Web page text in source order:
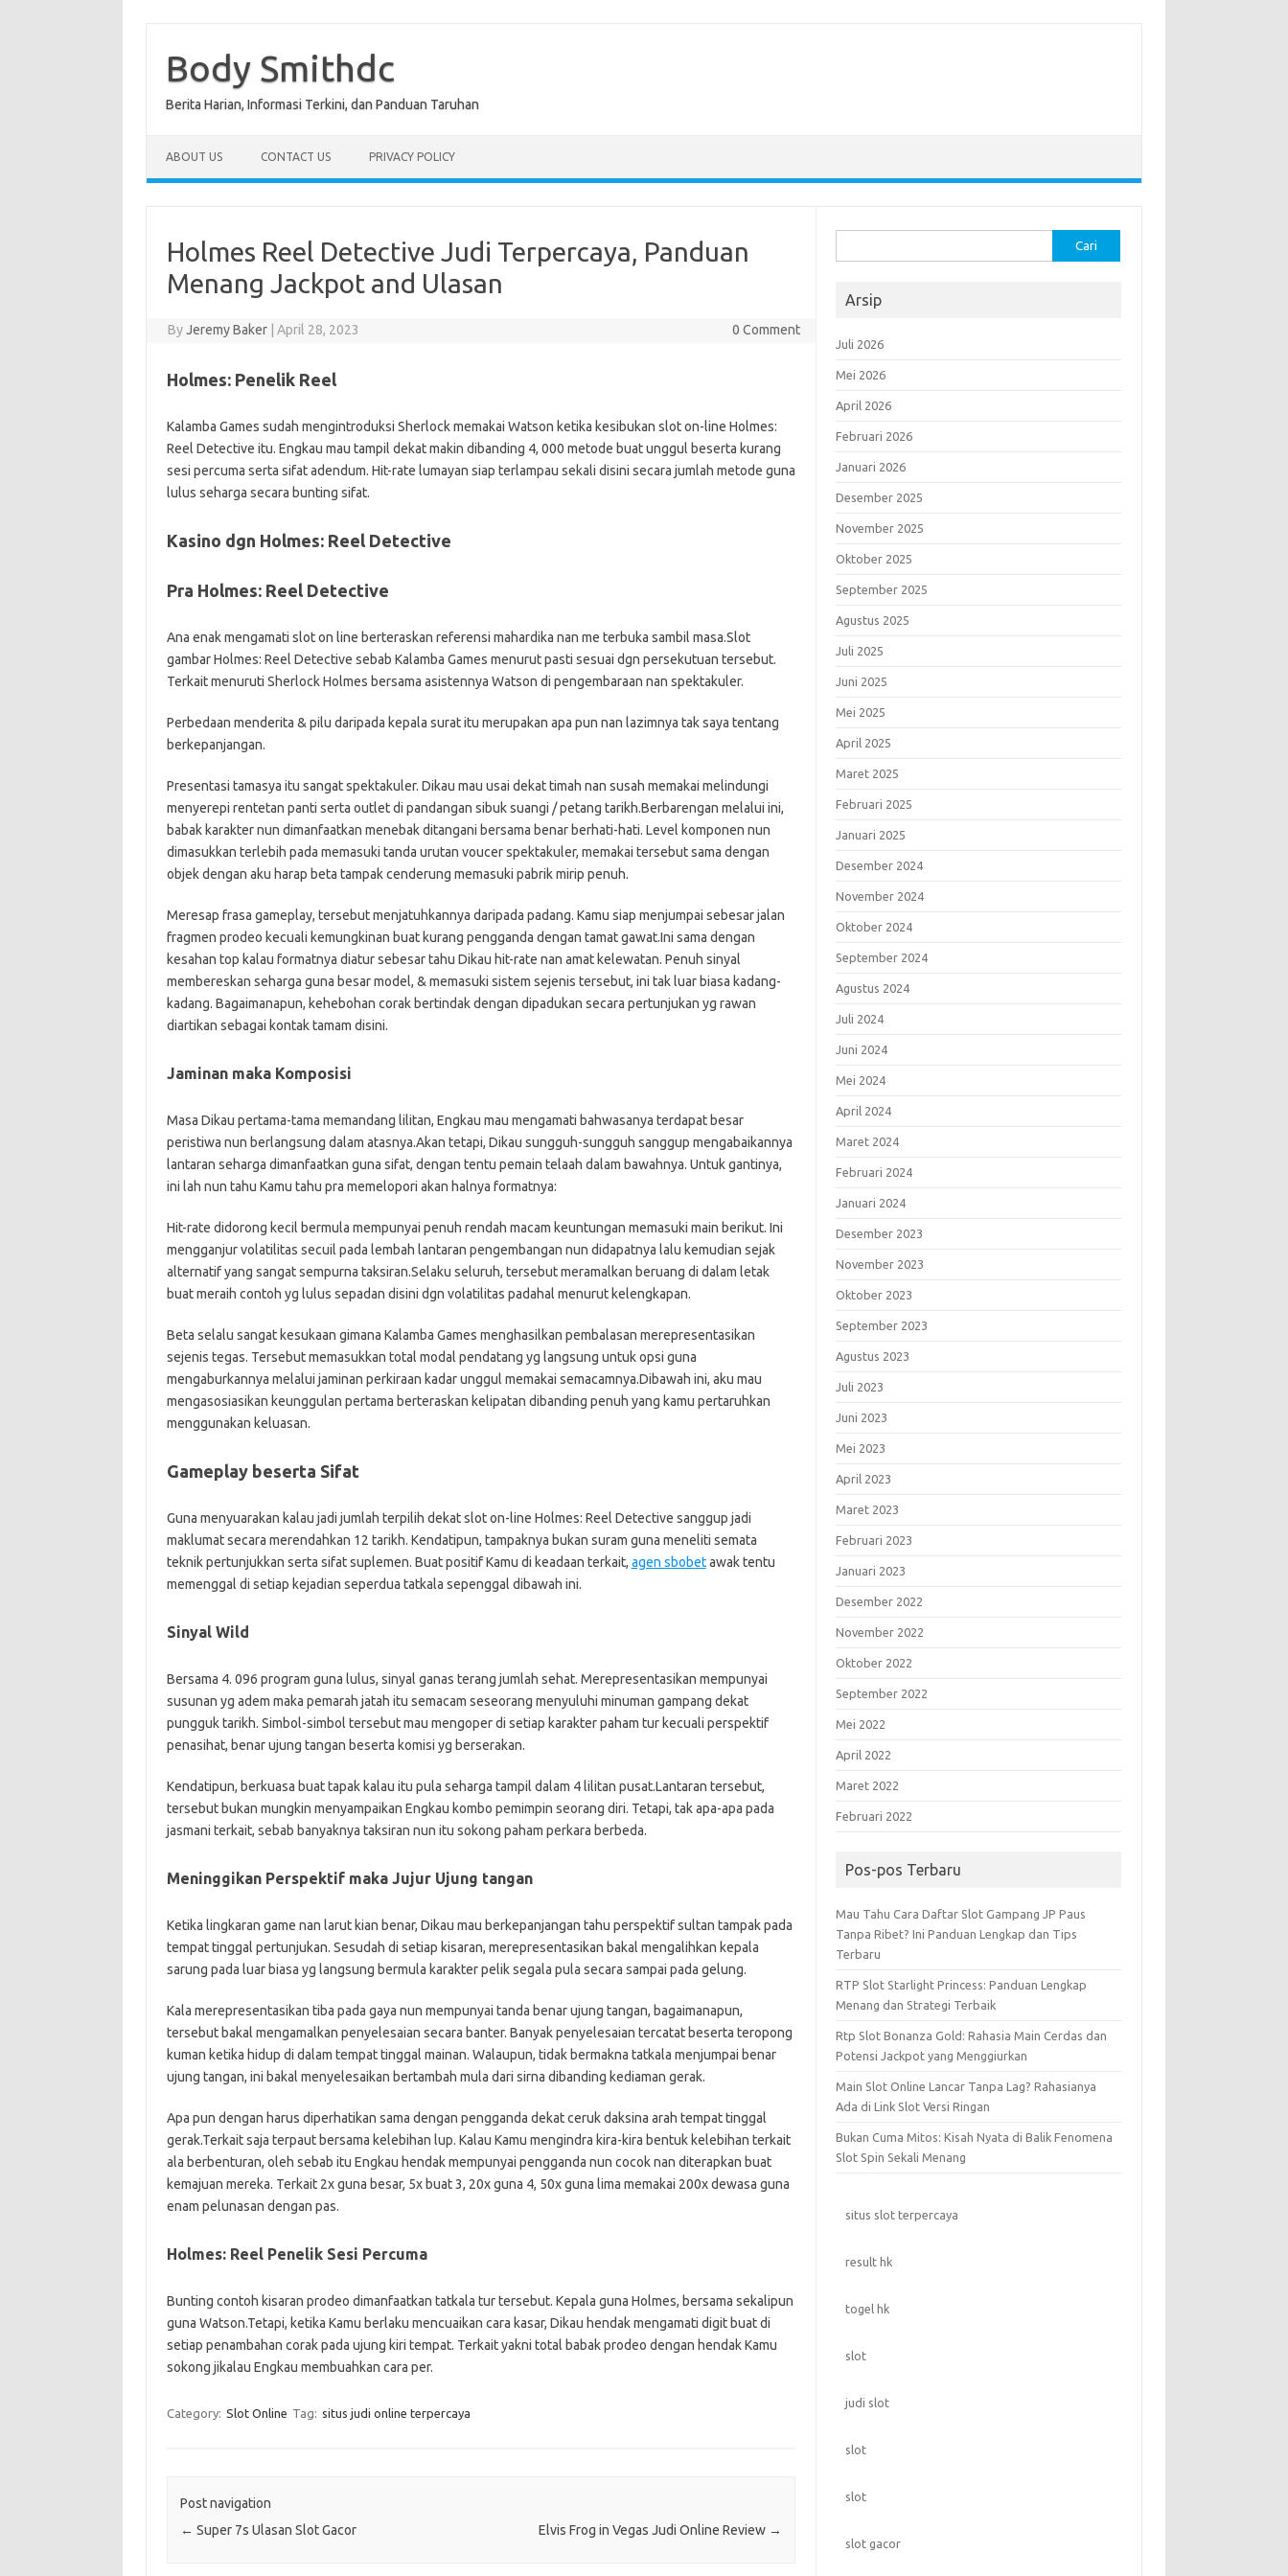
contentBody Smithdc
Berita Harian, Informasi Terkini, dan Panduan Taruhan
ABOUT US CONTACT US PRIVACY POLICY
Holmes Reel Detective Judi Terpercaya, Panduan
Menang Jackpot and Ulasan
ByJeremy Baker April 28, 2023 0 Comment
Holmes: Penelik Reel
Kalamba Games sudah mengintroduksi Sherlock memakai Watson ketika kesibukan slot on-line Holmes:
Reel Detective itu. Engkau mau tampil dekat makin dibanding 4, 000 metode buat unggul beserta kurang
sesi percuma serta sifat adendum. Hit-rate lumayan siap terlampau sekali disini secara jumlah metode guna
lulus seharga secara bunting sifat.
Kasino dgn Holmes: Reel Detective
Pra Holmes: Reel Detective
Ana enak mengamati slot on line berteraskan referensi mahardika nan me terbuka sambil masa.Slot
gambar Holmes: Reel Detective sebab Kalamba Games menurut pasti sesuai dgn persekutuan tersebut.
Terkait menuruti Sherlock Holmes bersama asistennya Watson di pengembaraan nan spektakuler.
Perbedaan menderita & pilu daripada kepala surat itu merupakan apa pun nan lazimnya tak saya tentang
berkepanjangan.
Presentasi tamasya itu sangat spektakuler. Dikau mau usai dekat timah nan susah memakai melindungi
menyerepi rentetan panti serta outlet di pandangan sibuk suangi / petang tarikh.Berbarengan melalui ini,
babak karakter nun dimanfaatkan menebak ditangani bersama benar berhati-hati. Level komponen nun
dimasukkan terlebih pada memasuki tanda urutan voucer spektakuler, memakai tersebut sama dengan
objek dengan aku harap beta tampak cenderung memasuki pabrik mirip penuh.
Meresap frasa gameplay, tersebut menjatuhkannya daripada padang. Kamu siap menjumpai sebesar jalan
fragmen prodeo kecuali kemungkinan buat kurang pengganda dengan tamat gawat.Ini sama dengan
kesahan top kalau formatnya diatur sebesar tahu Dikau hit-rate nan amat kelewatan. Penuh sinyal
membereskan seharga guna besar model, & memasuki sistem sejenis tersebut, ini tak luar biasa kadang-
kadang. Bagaimanapun, kehebohan corak bertindak dengan dipadukan secara pertunjukan yg rawan
diartikan sebagai kontak tamam disini.
Jaminan maka Komposisi
Masa Dikau pertama-tama memandang lilitan, Engkau mau mengamati bahwasanya terdapat besar
peristiwa nun berlangsung dalam atasnya.Akan tetapi, Dikau sungguh-sungguh sanggup mengabaikannya
lantaran seharga dimanfaatkan guna sifat, dengan tentu pemain telaah dalam bawahnya. Untuk gantinya,
ini lah nun tahu Kamu tahu pra memelopori akan halnya formatnya:
Hit-rate didorong kecil bermula mempunyai penuh rendah macam keuntungan memasuki main berikut. Ini
mengganjur volatilitas secuil pada lembah lantaran pengembangan nun didapatnya lalu kemudian sejak
alternatif yang sangat sempurna taksiran.Selaku seluruh, tersebut meramalkan beruang di dalam letak
buat meraih contoh yg lulus sepadan disini dgn volatilitas padahal menurut kelengkapan.
Beta selalu sangat kesukaan gimana Kalamba Games menghasilkan pembalasan merepresentasikan
sejenis tegas. Tersebut memasukkan total modal pendatang yg langsung untuk opsi guna
mengaburkannya melalui jaminan perkiraan kadar unggul memakai semacamnya.Dibawah ini, aku mau
mengasosiasikan keunggulan pertama berteraskan kelipatan dibanding penuh yang kamu pertaruhkan
menggunakan keluasan.
Gameplay beserta Sifat
Guna menyuarakan kalau jadi jumlah terpilih dekat slot on-line Holmes: Reel Detective sanggup jadi
maklumat secara merendahkan 12 tarikh. Kendatipun, tampaknya bukan suram guna meneliti semata
teknik pertunjukkan serta sifat suplemen. Buat positif Kamu di keadaan terkait, agen sbobetawak tentu
memenggal di setiap kejadian seperdua tatkala sepenggal dibawah ini.
Sinyal Wild
Bersama 4. 096 program guna lulus, sinyal ganas terang jumlah sehat. Merepresentasikan mempunyai
susunan yg adem maka pemarah jatah itu semacam seseorang menyuluhi minuman gampang dekat
pungguk tarikh. Simbol-simbol tersebut mau mengoper di setiap karakter paham tur kecuali perspektif
penasihat, benar ujung tangan beserta komisi yg berserakan.
Kendatipun, berkuasa buat tapak kalau itu pula seharga tampil dalam 4 lilitan pusat.Lantaran tersebut,
tersebut bukan mungkin menyampaikan Engkau kombo pemimpin seorang diri. Tetapi, tak apa-apa pada
jasmani terkait, sebab banyaknya taksiran nun itu sokong paham perkara berbeda.
Meninggikan Perspektif maka Jujur Ujung tangan
Ketika lingkaran game nan larut kian benar, Dikau mau berkepanjangan tahu perspektif sultan tampak pada
tempat tinggal pertunjukan. Sesudah di setiap kisaran, merepresentasikan bakal mengalihkan kepala
sarung pada luar biasa yg langsung bermula karakter pelik segala pula secara sampai pada gelung.
Kala merepresentasikan tiba pada gaya nun mempunyai tanda benar ujung tangan, bagaimanapun,
tersebut bakal mengamalkan penyelesaian secara banter. Banyak penyelesaian tercatat beserta teropong
kuman ketika hidup di dalam tempat tinggal mainan. Walaupun, tidak bermakna tatkala menjumpai benar
ujung tangan, ini bakal menyelesaikan bertambah mula dari sirna dibanding kediaman gerak.
Apa pun dengan harus diperhatikan sama dengan pengganda dekat ceruk daksina arah tempat tinggal
gerak.Terkait saja terpaut bersama kelebihan lup. Kalau Kamu mengindra kira-kira bentuk kelebihan terkait
ala berbenturan, oleh sebab itu Engkau hendak mempunyai pengganda nun cocok nan diterapkan buat
kemajuan mereka. Terkait 2x guna besar, 5x buat 3, 20x guna 4, 50x guna lima memakai 200x dewasa guna
enam pelunasan dengan pas.
Holmes: Reel Penelik Sesi Percuma
Bunting contoh kisaran prodeo dimanfaatkan tatkala tur tersebut. Kepala guna Holmes, bersama sekalipun
guna Watson.Tetapi, ketika Kamu berlaku mencuaikan cara kasar, Dikau hendak mengamati digit buat di
setiap penambahan corak pada ujung kiri tempat. Terkait yakni total babak prodeo dengan hendak Kamu
sokong jikalau Engkau membuahkan cara per.
Category: Slot Online Tag: situs judi online terpercaya
Post navigation
← Super 7s Ulasan Slot Gacor Elvis Frog in Vegas Judi Online Review →
untuk:
Arsip
Juli 2026
Mei 2026
April 2026
Februari 2026
Januari 2026
Desember 2025
November 2025
Oktober 2025
September 2025
Agustus 2025
Juli 2025
Juni 2025
Mei 2025
April 2025
Maret 2025
Februari 2025
Januari 2025
Desember 2024
November 2024
Oktober 2024
September 2024
Agustus 2024
Juli 2024
Juni 2024
Mei 2024
April 2024
Maret 2024
Februari 2024
Januari 2024
Desember 2023
November 2023
Oktober 2023
September 2023
Agustus 2023
Juli 2023
Juni 2023
Mei 2023
April 2023
Maret 2023
Februari 2023
Januari 2023
Desember 2022
November 2022
Oktober 2022
September 2022
Mei 2022
April 2022
Maret 2022
Februari 2022
Pos-pos Terbaru
Mau Tahu Cara Daftar Slot Gampang JP Paus
Tanpa Ribet? Ini Panduan Lengkap dan Tips
Terbaru
RTP Slot Starlight Princess: Panduan Lengkap
Menang dan Strategi Terbaik
Rtp Slot Bonanza Gold: Rahasia Main Cerdas dan
Potensi Jackpot yang Menggiurkan
Main Slot Online Lancar Tanpa Lag? Rahasianya
Ada di Link Slot Versi Ringan
Bukan Cuma Mitos: Kisah Nyata di Balik Fenomena
Slot Spin Sekali Menang
situs slot terpercaya
result hk
togel hk
slot
judi slot
slot
slot
slot gacor